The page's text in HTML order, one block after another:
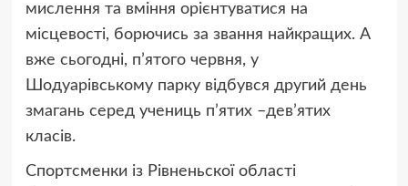
мислення та вміння орієнтуватися на
місцевості, борючись за звання найкращих. А
вже сьогодні, п’ятого червня, у
Шодуарівському парку відбувся другий день
змагань серед учениць п’ятих –дев’ятих
класів.
Спортсменки із Рівненьскої області